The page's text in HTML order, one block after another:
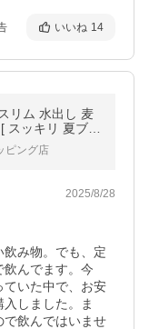
いいね 14
リム 水出し 麦
ッキリ 夏ブレ
]
ピング店
2025/8/28
み物。でも、定
んでます。今
ていた中で、お安
しました。ま
で飲んではいませ